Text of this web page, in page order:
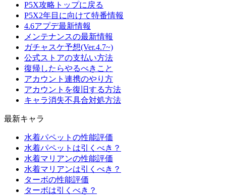
P5X攻略トップに戻る
P5X2年目に向けて特番情報
4.6アプデ最新情報
メンテナンスの最新情報
ガチャスケ予想(Ver.4.7~)
公式ストアの支払い方法
復帰したらやるべきこと
アカウント連携のやり方
アカウントを復旧する方法
キャラ消失不具合対処方法
最新キャラ
水着パペットの性能評価
水着パペットは引くべき？
水着マリアンの性能評価
水着マリアンは引くべき？
ターボの性能評価
ターボは引くべき？